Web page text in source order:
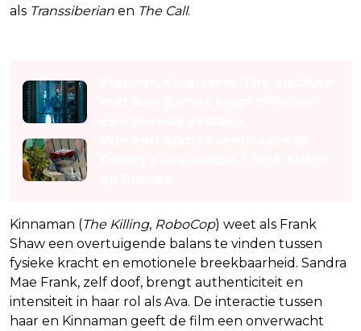
als Transsiberian en The Call.
Kinnaman (The Killing, RoboCop) weet als Frank
Shaw een overtuigende balans te vinden tussen
fysieke kracht en emotionele breekbaarheid. Sandra
Mae Frank, zelf doof, brengt authenticiteit en
intensiteit in haar rol als Ava. De interactie tussen
haar en Kinnaman geeft de film een onverwacht